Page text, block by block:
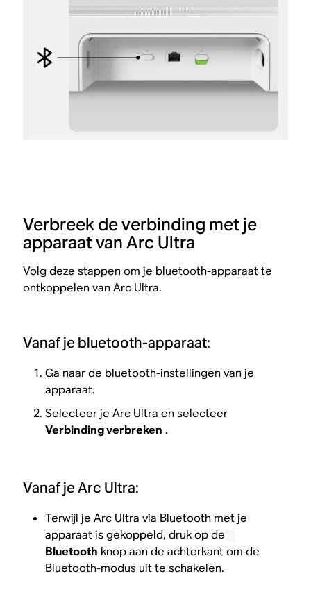
Verbreek de verbinding met je
apparaat van Arc Ultra
Volg deze stappen om je bluetooth-apparaat te
ontkoppelen van Arc Ultra.
Vanaf je bluetooth-apparaat:
Ga naar de bluetooth-instellingen van je
apparaat.
Selecteer je Arc Ultra en selecteer
Verbinding verbreken .
Vanaf je Arc Ultra:
Terwijl je Arc Ultra via Bluetooth met je
apparaat is gekoppeld, druk op de
Bluetooth knop aan de achterkant om de
Bluetooth-modus uit te schakelen.